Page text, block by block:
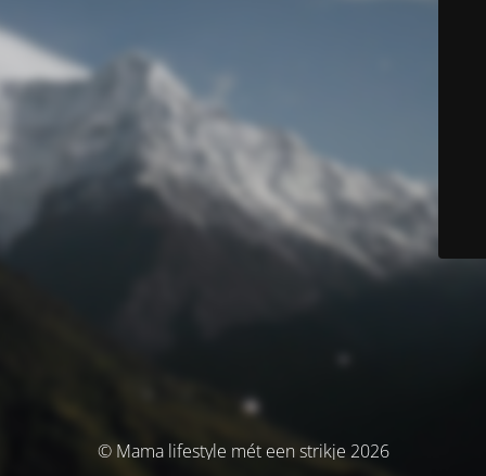
© Mama lifestyle mét een strikje 2026